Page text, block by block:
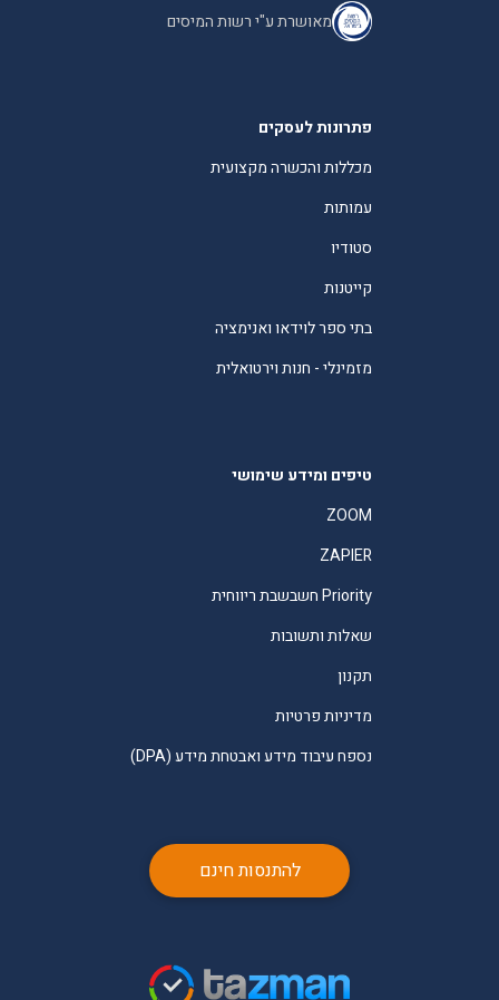
מאושרת ע"י רשות המיסים
פתרונות לעסקים
מכללות והכשרה מקצועית
עמותות
סטודיו
קייטנות
בתי ספר לוידאו ואנימציה
מזמינלי - חנות וירטואלית
טיפים ומידע שימושי
ZOOM
ZAPIER
Priority חשבשבת ריווחית
שאלות ותשובות
תקנון
מדיניות פרטיות
נספח עיבוד מידע ואבטחת מידע (DPA)
להתנסות חינם